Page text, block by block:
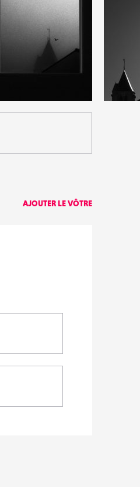
AJOUTER LE VÔTRE